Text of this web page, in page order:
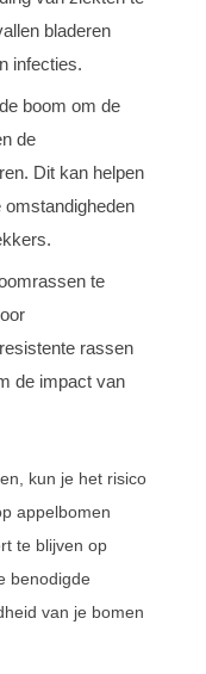
bladeren
infecties.
boom om de
de
Dit kan helpen
omstandigheden
te
rassen
de impact van
kun je het risico
appelbomen
te blijven op
benodigde
van je bomen